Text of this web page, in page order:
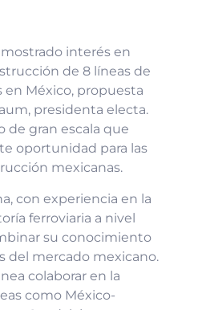
interés en
de 8 líneas de
en México, propuesta
presidenta electa.
de gran escala que
oportunidad para las
mexicanas.
con experiencia en la
ferroviaria a nivel
su conocimiento
del mercado mexicano.
colaborar en la
como México-